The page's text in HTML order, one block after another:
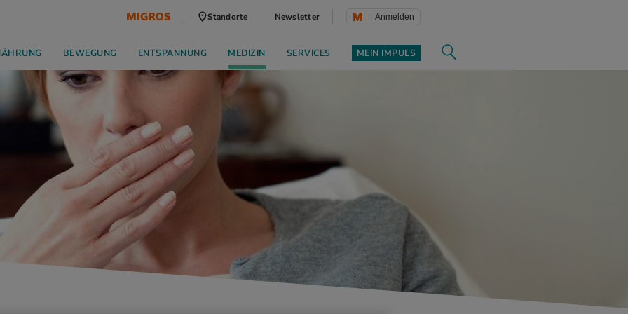
Standorte Newsletter Anmelden
BEWEGUNG ENTSPANNUNG MEDIZIN SERVICES MEIN IMPULS